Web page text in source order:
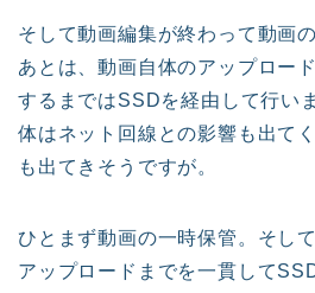
そして動画編集が終わって動画
あとは、動画自体のアップロー
するまではSSDを経由して行い
体はネット回線との影響も出て
も出てきそうですが。
ひとまず動画の一時保管。そし
アップロードまでを一貫して